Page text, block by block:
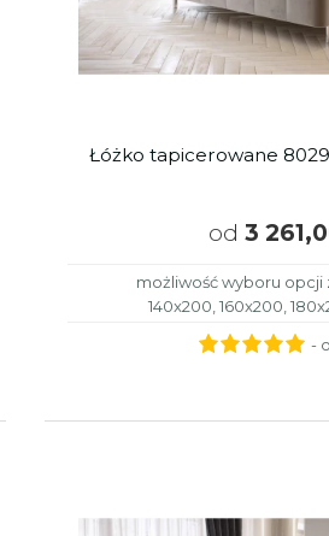
Łóżko tapicerowane
od 3
możliwość wyboru
140x200, 160x200,
-